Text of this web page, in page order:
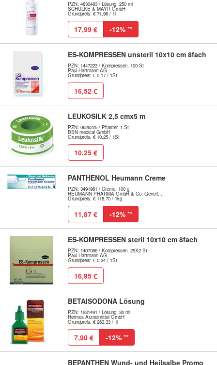
PZN: 4830483 / Lösung, 250 ml
SCHÜLKE & MAYR GmbH
Grundpreis: € 71,96 / 1l
17,99 € -12% **
ES-KOMPRESSEN unsteril 10x10 cm 8fach
PZN: 1447223 / Kompressen, 100 St
Paul Hartmann AG
Grundpreis: € 0,17 / 1St
16,52 €
LEUKOSILK 2,5 cmx5 m
PZN: 0626225 / Pflaster, 1 St
BSN medical GmbH
Grundpreis: € 10,25 / 1St
10,25 €
PANTHENOL Heumann Creme
PZN: 3491961 / Creme, 100 g
HEUMANN PHARMA GmbH & Co. Generi...
Grundpreis: € 118,70 / 1kg
11,87 € -12% **
ES-KOMPRESSEN steril 10x10 cm 8fach
PZN: 1407086 / Kompressen, 25X2 St
Paul Hartmann AG
Grundpreis: € 0,34 / 1St
16,95 €
BETAISODONA Lösung
PZN: 1931491 / Lösung, 30 ml
Hermes Arzneimittel GmbH
Grundpreis: € 263,33 / 1l
7,90 € -12% **
BEPANTHEN Wund- und Heilsalbe Promo